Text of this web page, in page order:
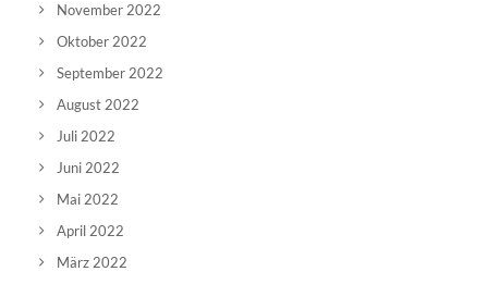
November 2022
Oktober 2022
September 2022
August 2022
Juli 2022
Juni 2022
Mai 2022
April 2022
März 2022